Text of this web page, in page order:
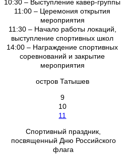
10:30 – Выступление кавер-группы
11:00 – Церемония открытия
мероприятия
11:30 – Начало работы локаций,
выступление спортивных школ
14:00 – Награждение спортивных
соревнований и закрытие
мероприятия
остров Татышев
9
10
11
Спортивный праздник,
посвященный Дню Российского
флага